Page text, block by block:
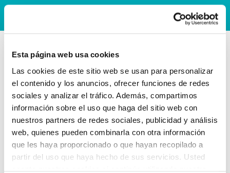
Esta página web usa cookies
Las cookies de este sitio web se usan para personalizar
el contenido y los anuncios, ofrecer funciones de redes
sociales y analizar el tráfico. Además, compartimos
información sobre el uso que haga del sitio web con
nuestros partners de redes sociales, publicidad y análisis
web, quienes pueden combinarla con otra información
que les haya proporcionado o que hayan recopilado a
partir del uso que haya hecho de sus servicios. Usted